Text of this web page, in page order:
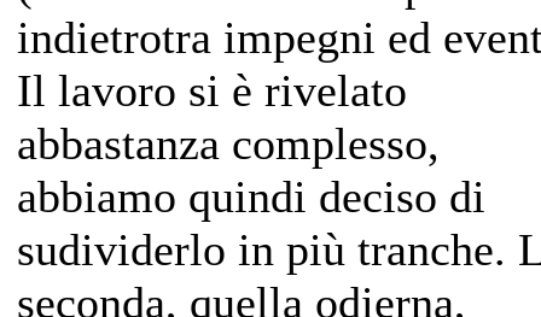
indietrotra impegni ed
Il lavoro si è rivelato
abbastanza complesso,
abbiamo quindi deciso di
sudividerlo in più tranche.
seconda, quella odierna,